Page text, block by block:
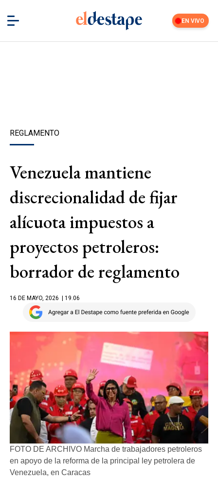
EN VIVO
REGLAMENTO
Venezuela mantiene
discrecionalidad de fijar
alícuota impuestos a
proyectos petroleros:
borrador de reglamento
16 DE MAYO, 2026 | 19.06
FOTO DE ARCHIVO Marcha de trabajadores petroleros
en apoyo de la reforma de la principal ley petrolera de
Venezuela, en Caracas